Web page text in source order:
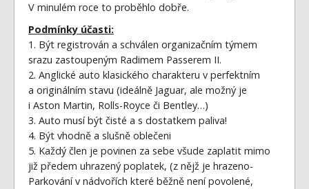
V minulém roce to proběhlo dobře.
Podmínky účasti:
1. Být registrován a schválen organizačním týmem
srazu zastoupeným Radimem Passerem II.
2. Anglické auto klasického charakteru v perfektním
a originálním stavu (ideálně Jaguar, ale možný je
i Aston Martin, Rolls-Royce či Bentley…)
3. Auto musí být čisté a s dostatkem paliva!
4. Být vhodně a slušně oblečeni
5. Každý člen je povinen za sebe všude zaplatit mimo
již předem uhrazený poplatek, (z nějž je hrazeno-
Parkování v nádvořích které běžně není povolené,